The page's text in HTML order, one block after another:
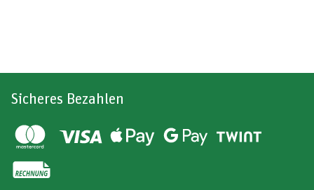
Sicheres Bezahlen